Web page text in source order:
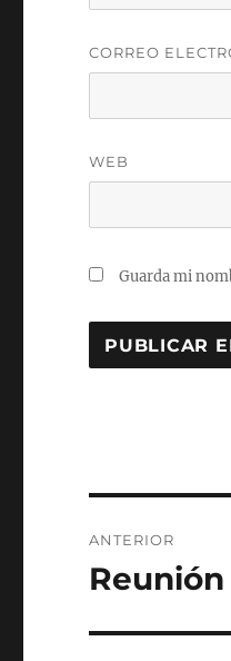
CORREO
WEB
Guarda mi
de
ANTERIOR
Entrada
Reunión